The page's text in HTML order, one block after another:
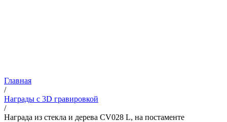
Главная
/
Награды с 3D гравировкой
/
Награда из стекла и дерева CV028 L, на постаменте